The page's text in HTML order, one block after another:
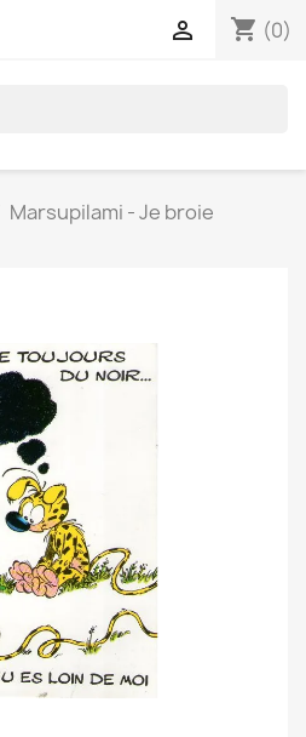
shopping_cart (0)

Marsupilami - Je broie